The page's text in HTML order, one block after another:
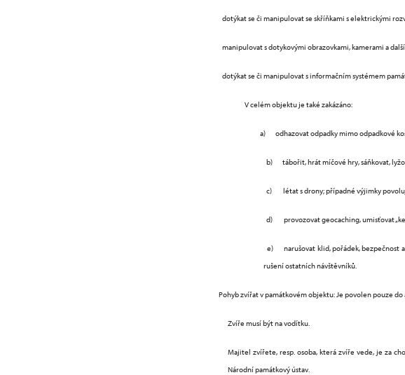
dotýkat se či manipulovat se skříňkami s elektrickými
manipulovat s dotykovými obrazovkami, kamerami a
dotýkat se či manipulovat s informačním systémem
V celém objektu je také zakázáno:
a) odhazovat odpadky mimo odpadkové koše;
b) tábořit, hrát míčové hry, sáňkovat,
c) létat s drony; případné výjimky
d) provozovat geocaching, umisťovat
e) narušovat klid, pořádek, bezpečnost a
rušení ostatních návštěvníků.
Pohyb zvířat v památkovém objektu: Je povolen pouze
Zvíře musí být na vodítku.
Majitel zvířete, resp. osoba, která zvíře vede, je za
Národní památkový ústav.